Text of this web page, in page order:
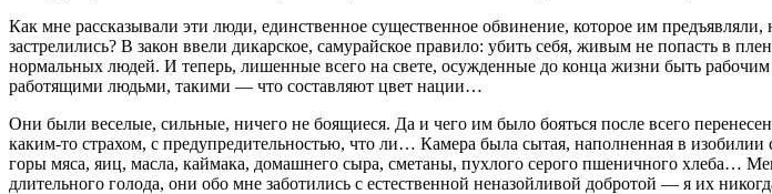
Как мне рассказывали эти люди, единственное существенное обвинение, которое им
застрелились? В закон ввели дикарское, самурайское правило: убить себя, живым не попасть в
нормальных людей. И теперь, лишенные всего на свете, осужденные до конца жизни быть рабочим
работящими людьми, такими — что составляют цвет нации…
Они были веселые, сильные, ничего не боящиеся. Да и чего им было бояться после всего
каким-то страхом, с предупредительностью, что ли… Камера была сытая, наполненная в
горы мяса, яиц, масла, каймака, домашнего сыра, сметаны, пухлого серого пшеничного хлеба…
длительного голода, они обо мне заботились с естественной неназойливой добротой — я их